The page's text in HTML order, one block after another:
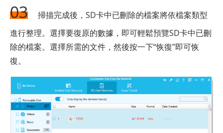
03
掃描完成後，SD卡中已刪除的檔案將依檔案類型
進行整理。選擇要復原的數據，即可輕鬆預覽SD卡中已刪
除的檔案。選擇所需的文件，然後按一下“恢復”即可恢
復。